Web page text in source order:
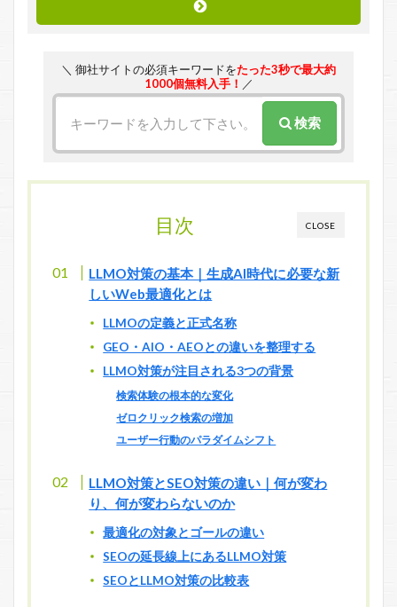
＼ 御社サイトの必須キーワードをたった3秒で最大約
1000個無料入手！ ／
検索
CLOSE
目次
LLMO対策の基本｜生成AI時代に必要な新
しいWeb最適化とは
LLMOの定義と正式名称
GEO・AIO・AEOとの違いを整理する
LLMO対策が注目される3つの背景
検索体験の根本的な変化
ゼロクリック検索の増加
ユーザー行動のパラダイムシフト
LLMO対策とSEO対策の違い｜何が変わ
り、何が変わらないのか
最適化の対象とゴールの違い
SEOの延長線上にあるLLMO対策
SEOとLLMO対策の比較表